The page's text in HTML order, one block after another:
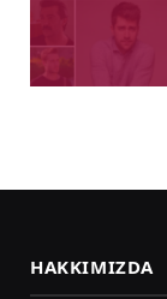
HAKKIMIZDA